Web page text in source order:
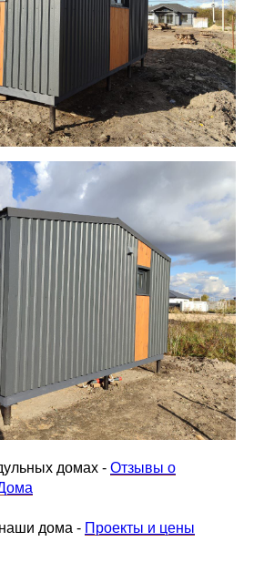
домах - Отзывы о
дома - Проекты и цены